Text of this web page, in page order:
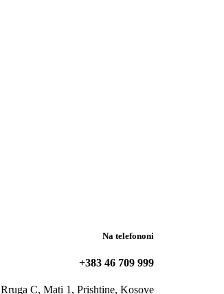
Na telefononi
+383 46 709 999
Rruga C, Mati 1, Prishtine, Kosove